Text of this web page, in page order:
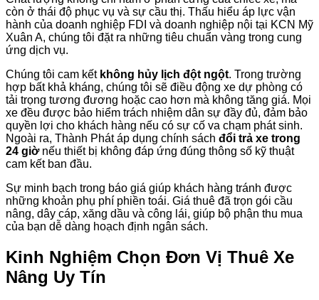
còn ở thái độ phục vụ và sự cầu thị. Thấu hiểu áp lực vận
hành của doanh nghiệp FDI và doanh nghiệp nội tại KCN Mỹ
Xuân A, chúng tôi đặt ra những tiêu chuẩn vàng trong cung
ứng dịch vụ.
Chúng tôi cam kết không hủy lịch đột ngột. Trong trường
hợp bất khả kháng, chúng tôi sẽ điều động xe dự phòng có
tải trọng tương đương hoặc cao hơn mà không tăng giá. Mọi
xe đều được bảo hiểm trách nhiệm dân sự đầy đủ, đảm bảo
quyền lợi cho khách hàng nếu có sự cố va chạm phát sinh.
Ngoài ra, Thành Phát áp dụng chính sách đổi trả xe trong
24 giờnếu thiết bị không đáp ứng đúng thông số kỹ thuật
cam kết ban đầu.
Sự minh bạch trong báo giá giúp khách hàng tránh được
những khoản phụ phí phiền toái. Giá thuê đã trọn gói cầu
nâng, dây cáp, xăng dầu và công lái, giúp bộ phận thu mua
của bạn dễ dàng hoạch định ngân sách.
Kinh Nghiệm Chọn Đơn Vị Thuê Xe
Nâng Uy Tín